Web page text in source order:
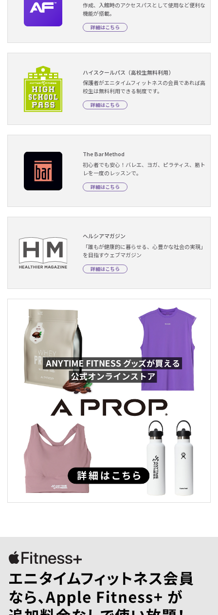
作成、入館時のアクセスパスとして使用など便利な
機能が搭載。
詳細はこちら
ハイスクールパス（高校生無料利用）
保護者がエニタイムフィットネスの会員であれば高
校生は無料利用できる制度です。
詳細はこちら
The Bar Method
初心者でも安心！バレエ、ヨガ、ピラティス、筋ト
レを一度のレッスンで。
詳細はこちら
ヘルシアマガジン
「誰もが健康的に暮らせる、心豊かな社会の実現」
を目指すウェブマガジン
詳細はこちら